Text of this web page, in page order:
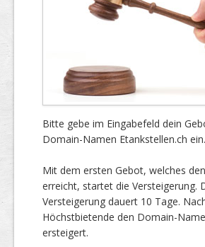
Bitte gebe im Eingabefeld dein
Domain-Namen Etankstellen.ch ein.
Mit dem ersten Gebot, welches
erreicht, startet die Versteigerung.
Versteigerung dauert 10 Tage.
Höchstbietende den Domain-
ersteigert.